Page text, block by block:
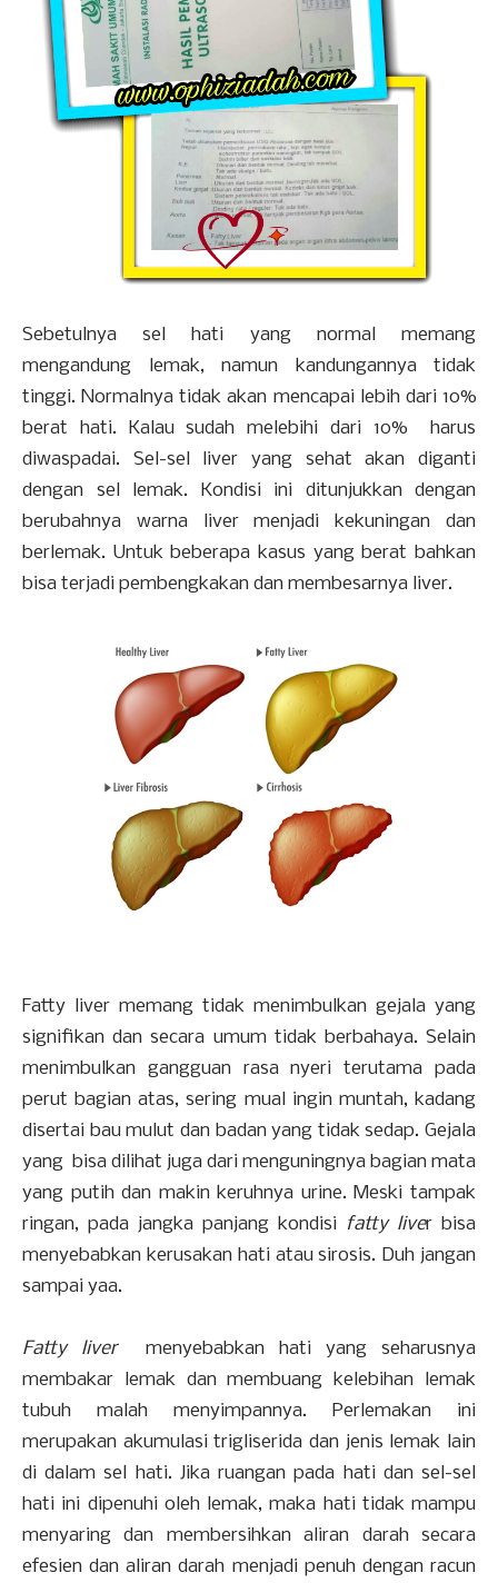
Sebetulnya sel hati yang normal memang
mengandung lemak, namun kandungannya tidak
tinggi. Normalnya tidak akan mencapai lebih dari 10%
berat hati. Kalau sudah melebihi dari 10% harus
diwaspadai. Sel-sel liver yang sehat akan diganti
dengan sel lemak. Kondisi ini ditunjukkan dengan
berubahnya warna liver menjadi kekuningan dan
berlemak. Untuk beberapa kasus yang berat bahkan
bisa terjadi pembengkakan dan membesarnya liver.
Fatty liver memang tidak menimbulkan gejala yang
signifikan dan secara umum tidak berbahaya. Selain
menimbulkan gangguan rasa nyeri terutama pada
perut bagian atas, sering mual ingin muntah, kadang
disertai bau mulut dan badan yang tidak sedap. Gejala
yang bisa dilihat juga dari menguningnya bagian mata
yang putih dan makin keruhnya urine. Meski tampak
ringan, pada jangka panjang kondisi fatty liver bisa
menyebabkan kerusakan hati atau sirosis. Duh jangan
sampai yaa.
Fatty livermenyebabkan hati yang seharusnya
membakar lemak dan membuang kelebihan lemak
tubuh malah menyimpannya. Perlemakan ini
merupakan akumulasi trigliserida dan jenis lemak lain
di dalam sel hati. Jika ruangan pada hati dan sel-sel
hati ini dipenuhi oleh lemak, maka hati tidak mampu
menyaring dan membersihkan aliran darah secara
efesien dan aliran darah menjadi penuh dengan racun